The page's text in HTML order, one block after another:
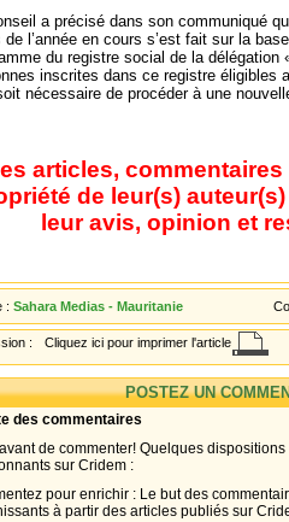
a précisé dans son communiqué
de l’année en cours s’est fait sur la
du registre social de la délégation
inscrites dans ce registre éligibles
nécessaire de procéder à une
articles,
de leur(s)
leur avis, opinion et
: Sahara Medias - Mauritanie
: Cliquez ici pour imprimer l'article
POSTEZ UN
des commentaires
de commenter! Quelques
sur Cridem :
pour enrichir : Le but des
à partir des articles publiés sur